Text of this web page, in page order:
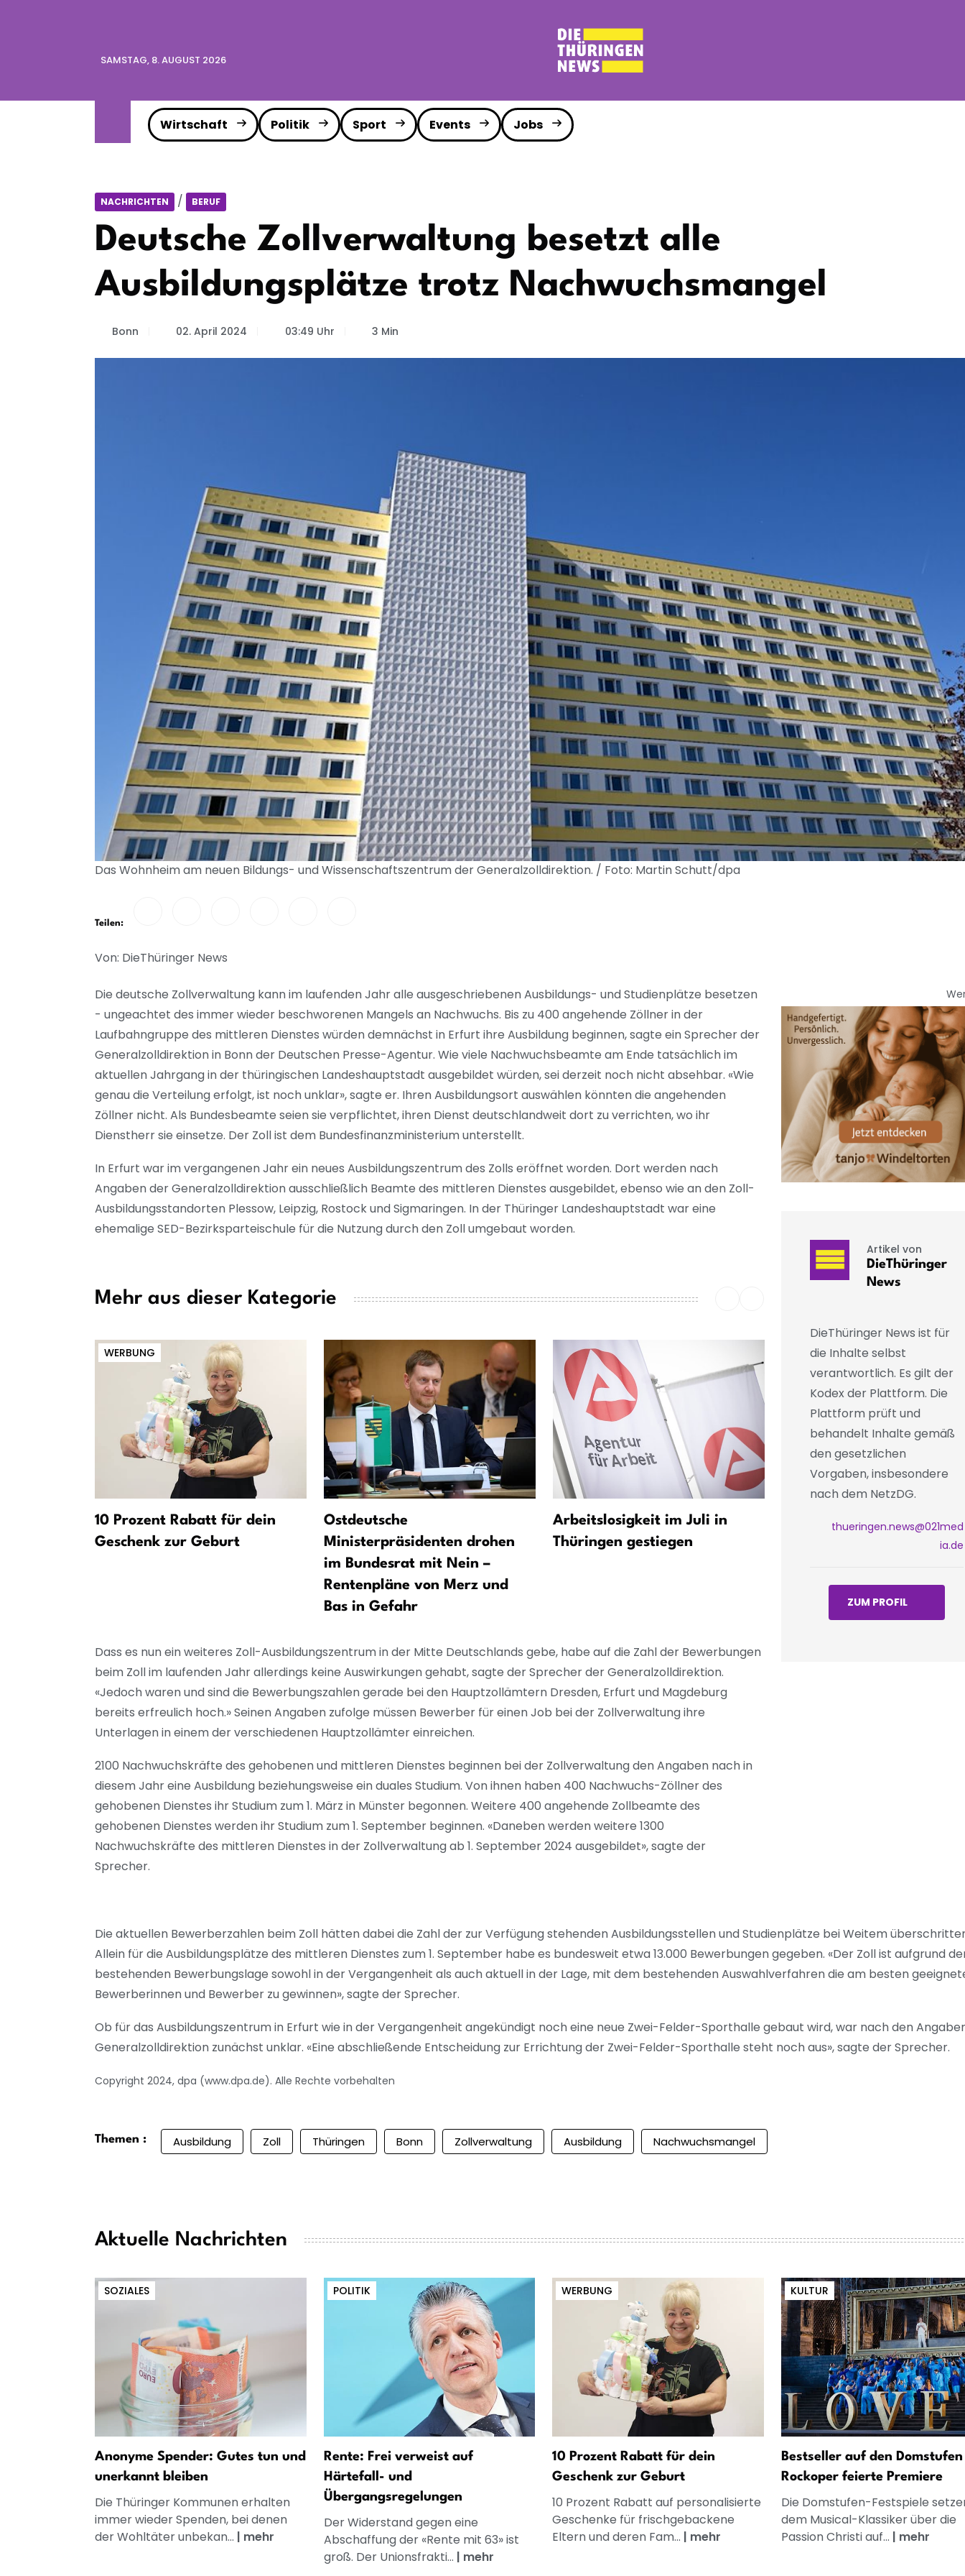
SAMSTAG, 8. AUGUST 2026
Wirtschaft Politik Sport Events Jobs
NACHRICHTEN / BERUF
Deutsche Zollverwaltung besetzt alle
Ausbildungsplätze trotz Nachwuchsmangel
Bonn 02. April 2024 03:49 Uhr 3 Min
Das Wohnheim am neuen Bildungs- und Wissenschaftszentrum der Generalzolldirektion. / Foto: Martin Schutt/dpa
Teilen:
Von: DieThüringer News
Die deutsche Zollverwaltung kann im laufenden Jahr alle ausgeschriebenen Ausbildungs- und Studienplätze besetzen
- ungeachtet des immer wieder beschworenen Mangels an Nachwuchs. Bis zu 400 angehende Zöllner in der
Laufbahngruppe des mittleren Dienstes würden demnächst in Erfurt ihre Ausbildung beginnen, sagte ein Sprecher der
Generalzolldirektion in Bonn der Deutschen Presse-Agentur. Wie viele Nachwuchsbeamte am Ende tatsächlich im
aktuellen Jahrgang in der thüringischen Landeshauptstadt ausgebildet würden, sei derzeit noch nicht absehbar. «Wie
genau die Verteilung erfolgt, ist noch unklar», sagte er. Ihren Ausbildungsort auswählen könnten die angehenden
Zöllner nicht. Als Bundesbeamte seien sie verpflichtet, ihren Dienst deutschlandweit dort zu verrichten, wo ihr
Dienstherr sie einsetze. Der Zoll ist dem Bundesfinanzministerium unterstellt.
In Erfurt war im vergangenen Jahr ein neues Ausbildungszentrum des Zolls eröffnet worden. Dort werden nach
Angaben der Generalzolldirektion ausschließlich Beamte des mittleren Dienstes ausgebildet, ebenso wie an den Zoll-
Ausbildungsstandorten Plessow, Leipzig, Rostock und Sigmaringen. In der Thüringer Landeshauptstadt war eine
ehemalige SED-Bezirksparteischule für die Nutzung durch den Zoll umgebaut worden.
Mehr aus dieser Kategorie
WERBUNG
10 Prozent Rabatt für dein
Geschenk zur Geburt
Ostdeutsche
Ministerpräsidenten drohen
im Bundesrat mit Nein –
Rentenpläne von Merz und
Bas in Gefahr
Arbeitslosigkeit im Juli in
Thüringen gestiegen
CDA-Vorsitzender stellt
Dass es nun ein weiteres Zoll-Ausbildungszentrum in der Mitte Deutschlands gebe, habe auf die Zahl der Bewerbungen
beim Zoll im laufenden Jahr allerdings keine Auswirkungen gehabt, sagte der Sprecher der Generalzolldirektion.
«Jedoch waren und sind die Bewerbungszahlen gerade bei den Hauptzollämtern Dresden, Erfurt und Magdeburg
bereits erfreulich hoch.» Seinen Angaben zufolge müssen Bewerber für einen Job bei der Zollverwaltung ihre
Unterlagen in einem der verschiedenen Hauptzollämter einreichen.
2100 Nachwuchskräfte des gehobenen und mittleren Dienstes beginnen bei der Zollverwaltung den Angaben nach in
diesem Jahr eine Ausbildung beziehungsweise ein duales Studium. Von ihnen haben 400 Nachwuchs-Zöllner des
gehobenen Dienstes ihr Studium zum 1. März in Münster begonnen. Weitere 400 angehende Zollbeamte des
gehobenen Dienstes werden ihr Studium zum 1. September beginnen. «Daneben werden weitere 1300
Nachwuchskräfte des mittleren Dienstes in der Zollverwaltung ab 1. September 2024 ausgebildet», sagte der
Sprecher.
Artikel von
DieThüringer
News
DieThüringer News ist für
die Inhalte selbst
verantwortlich. Es gilt der
Kodex der Plattform. Die
Plattform prüft und
behandelt Inhalte gemäß
den gesetzlichen
Vorgaben, insbesondere
nach dem NetzDG.
thueringen.news@021med
ia.de
ZUM PROFIL
Die aktuellen Bewerberzahlen beim Zoll hätten dabei die Zahl der zur Verfügung stehenden Ausbildungsstellen und Studienplätze bei Weitem
Allein für die Ausbildungsplätze des mittleren Dienstes zum 1. September habe es bundesweit etwa 13.000 Bewerbungen gegeben. «Der Zoll ist aufgrund
bestehenden Bewerbungslage sowohl in der Vergangenheit als auch aktuell in der Lage, mit dem bestehenden Auswahlverfahren die am besten
Bewerberinnen und Bewerber zu gewinnen», sagte der Sprecher.
Ob für das Ausbildungszentrum in Erfurt wie in der Vergangenheit angekündigt noch eine neue Zwei-Felder-Sporthalle gebaut wird, war nach den
Generalzolldirektion zunächst unklar. «Eine abschließende Entscheidung zur Errichtung der Zwei-Felder-Sporthalle steht noch aus», sagte der Sprecher.
Copyright 2024, dpa (www.dpa.de). Alle Rechte vorbehalten
Themen : Ausbildung Zoll Thüringen Bonn Zollverwaltung Ausbildung Nachwuchsmangel
Aktuelle Nachrichten
SOZIALES
Anonyme Spender: Gutes tun und
unerkannt bleiben
Die Thüringer Kommunen erhalten
immer wieder Spenden, bei denen
der Wohltäter unbekan... | mehr
POLITIK
Rente: Frei verweist auf
Härtefall- und
Übergangsregelungen
Der Widerstand gegen eine
Abschaffung der «Rente mit 63» ist
groß. Der Unionsfrakti... | mehr
WERBUNG
10 Prozent Rabatt für dein
Geschenk zur Geburt
10 Prozent Rabatt auf personalisierte
Geschenke für frischgebackene
Eltern und deren Fam... | mehr
KULTUR
Bestseller auf den
Rockoper feierte Premiere
Die Domstufen-Festspiele
dem Musical-Klassiker über die
Passion Christi auf... | mehr